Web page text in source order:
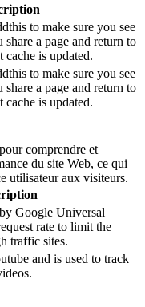
to make sure you see
a page and return to
cache is updated.
to make sure you see
a page and return to
cache is updated.
comprendre et
du site Web, ce qui
utilisateur aux visiteurs.
Google Universal
rate to limit the
traffic sites.
and is used to track